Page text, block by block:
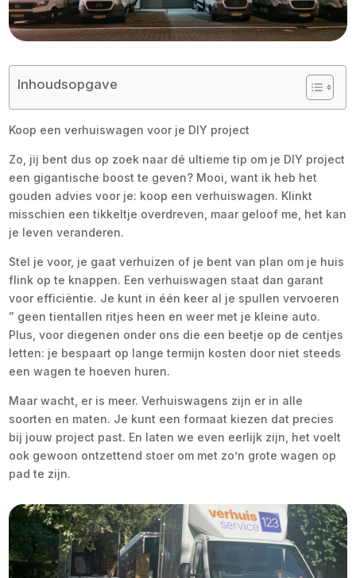
Inhoudsopgave
Koop een verhuiswagen voor je DIY project
Zo, jij bent dus op zoek naar dé ultieme tip om je DIY project
een gigantische boost te geven? Mooi, want ik heb het
gouden advies voor je: koop een verhuiswagen. Klinkt
misschien een tikkeltje overdreven, maar geloof me, het kan
je leven veranderen.
Stel je voor, je gaat verhuizen of je bent van plan om je huis
flink op te knappen. Een verhuiswagen staat dan garant
voor efficiëntie. Je kunt in één keer al je spullen vervoeren
” geen tientallen ritjes heen en weer met je kleine auto.
Plus, voor diegenen onder ons die een beetje op de centjes
letten: je bespaart op lange termijn kosten door niet steeds
een wagen te hoeven huren.
Maar wacht, er is meer. Verhuiswagens zijn er in alle
soorten en maten. Je kunt een formaat kiezen dat precies
bij jouw project past. En laten we even eerlijk zijn, het voelt
ook gewoon ontzettend stoer om met zo’n grote wagen op
pad te zijn.